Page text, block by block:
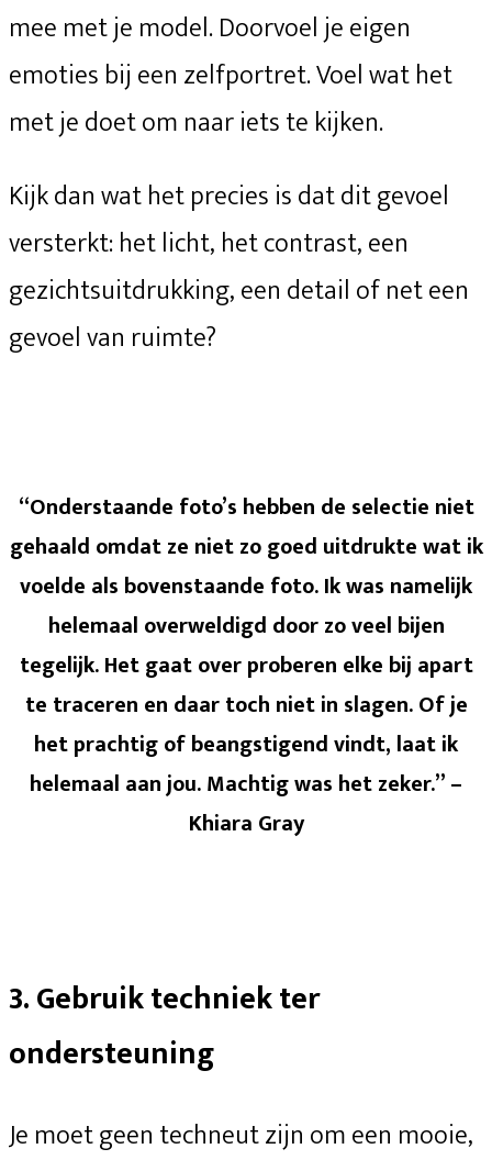
mee met je model. Doorvoel je eigen
emoties bij een zelfportret. Voel wat het
met je doet om naar iets te kijken.
Kijk dan wat het precies is dat dit gevoel
versterkt: het licht, het contrast, een
gezichtsuitdrukking, een detail of net een
gevoel van ruimte?
“Onderstaande foto’s hebben de selectie niet
gehaald omdat ze niet zo goed uitdrukte wat ik
voelde als bovenstaande foto. Ik was namelijk
helemaal overweldigd door zo veel bijen
tegelijk. Het gaat over proberen elke bij apart
te traceren en daar toch niet in slagen. Of je
het prachtig of beangstigend vindt, laat ik
helemaal aan jou. Machtig was het zeker.” –
Khiara Gray
3.Gebruik techniek ter
ondersteuning
Je moet geen techneut zijn om een mooie,